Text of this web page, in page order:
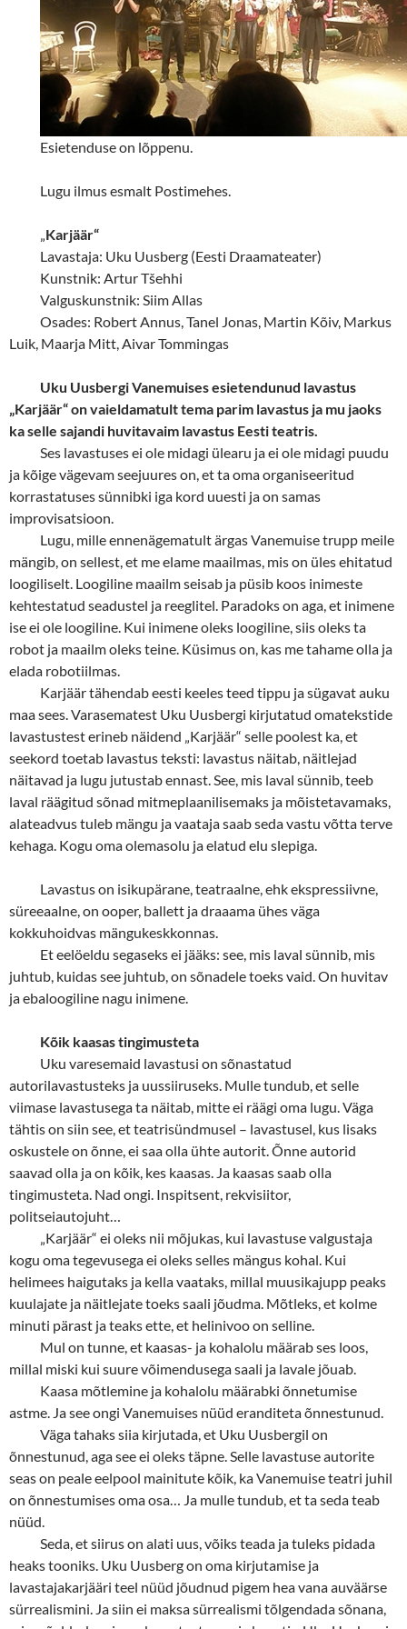
Esietenduse on lõppenu.
Lugu ilmus esmalt Postimehes.
„Karjäär“
Lavastaja: Uku Uusberg (Eesti Draamateater)
Kunstnik: Artur Tšehhi
Valguskunstnik: Siim Allas
Osades: Robert Annus, Tanel Jonas, Martin Kõiv, Markus
Luik, Maarja Mitt, Aivar Tommingas
Uku Uusbergi Vanemuises esietendunud lavastus
„Karjäär“ on vaieldamatult tema parim lavastus ja mu jaoks
ka selle sajandi huvitavaim lavastus Eesti teatris.
Ses lavastuses ei ole midagi ülearu ja ei ole midagi puudu
ja kõige vägevam seejuures on, et ta oma organiseeritud
korrastatuses sünnibki iga kord uuesti ja on samas
improvisatsioon.
Lugu, mille ennenägematult ärgas Vanemuise trupp meile
mängib, on sellest, et me elame maailmas, mis on üles ehitatud
loogiliselt. Loogiline maailm seisab ja püsib koos inimeste
kehtestatud seadustel ja reeglitel. Paradoks on aga, et inimene
ise ei ole loogiline. Kui inimene oleks loogiline, siis oleks ta
robot ja maailm oleks teine. Küsimus on, kas me tahame olla ja
elada robotiilmas.
Karjäär tähendab eesti keeles teed tippu ja sügavat auku
maa sees. Varasematest Uku Uusbergi kirjutatud omatekstide
lavastustest erineb näidend „Karjäär“ selle poolest ka, et
seekord toetab lavastus teksti: lavastus näitab, näitlejad
näitavad ja lugu jutustab ennast. See, mis laval sünnib, teeb
laval räägitud sõnad mitmeplaanilisemaks ja mõistetavamaks,
alateadvus tuleb mängu ja vaataja saab seda vastu võtta terve
kehaga. Kogu oma olemasolu ja elatud elu slepiga.
Lavastus on isikupärane, teatraalne, ehk ekspressiivne,
süreeaalne, on ooper, ballett ja draaama ühes väga
kokkuhoidvas mängukeskkonnas.
Et eelöeldu segaseks ei jääks: see, mis laval sünnib, mis
juhtub, kuidas see juhtub, on sõnadele toeks vaid. On huvitav
ja ebaloogiline nagu inimene.
Kõik kaasas tingimusteta
Uku varesemaid lavastusi on sõnastatud
autorilavastusteks ja uussiiruseks. Mulle tundub, et selle
viimase lavastusega ta näitab, mitte ei räägi oma lugu. Väga
tähtis on siin see, et teatrisündmusel – lavastusel, kus lisaks
oskustele on õnne, ei saa olla ühte autorit. Õnne autorid
saavad olla ja on kõik, kes kaasas. Ja kaasas saab olla
tingimusteta. Nad ongi. Inspitsent, rekvisiitor,
politseiautojuht…
„Karjäär“ ei oleks nii mõjukas, kui lavastuse valgustaja
kogu oma tegevusega ei oleks selles mängus kohal. Kui
helimees haigutaks ja kella vaataks, millal muusikajupp peaks
kuulajate ja näitlejate toeks saali jõudma. Mõtleks, et kolme
minuti pärast ja teaks ette, et helinivoo on selline.
Mul on tunne, et kaasas- ja kohalolu määrab ses loos,
millal miski kui suure võimendusega saali ja lavale jõuab.
Kaasa mõtlemine ja kohalolu määrabki õnnetumise
astme. Ja see ongi Vanemuises nüüd eranditeta õnnestunud.
Väga tahaks siia kirjutada, et Uku Uusbergil on
õnnestunud, aga see ei oleks täpne. Selle lavastuse autorite
seas on peale eelpool mainitute kõik, ka Vanemuise teatri juhil
on õnnestumises oma osa… Ja mulle tundub, et ta seda teab
nüüd.
Seda, et siirus on alati uus, võiks teada ja tuleks pidada
heaks tooniks. Uku Uusberg on oma kirjutamise ja
lavastajakarjääri teel nüüd jõudnud pigem hea vana auväärse
sürrealismini. Ja siin ei maksa sürrealismi tõlgendada sõnana,